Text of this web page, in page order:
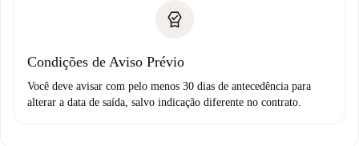
Condições de Aviso Prévio
Você deve avisar com pelo menos 30 dias de antecedência para
alterar a data de saída, salvo indicação diferente no contrato.